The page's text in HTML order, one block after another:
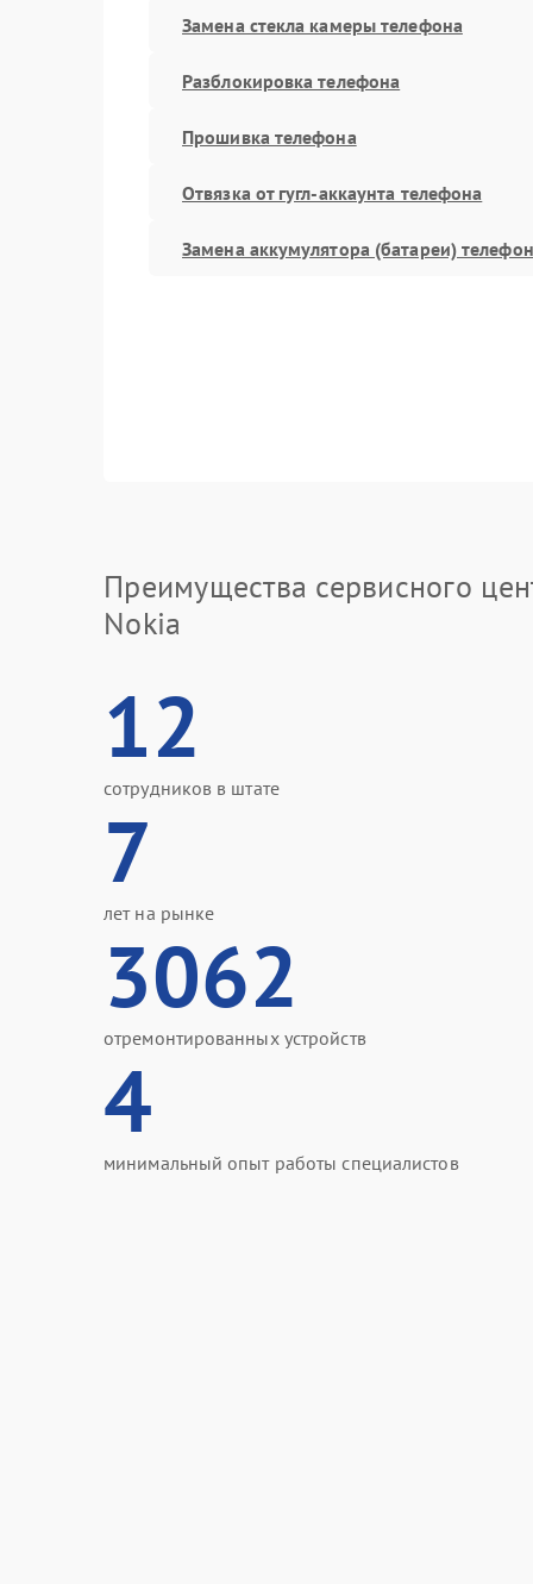
Замена стекла камеры телефона
Разблокировка телефона
Прошивка телефона
Отвязка от гугл-аккаунта телефона
Замена аккумулятора (батареи)
Преимущества сервисного
Nokia
12
сотрудников в штате
7
лет на рынке
3062
отремонтированных устройств
4
минимальный опыт работы специалистов